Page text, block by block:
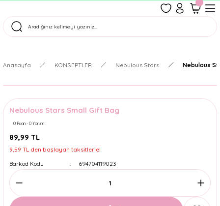
Tüm Siparişler Aynı Gün Kargoda!
Anasayfa KONSEPTLER Nebulous Stars Nebulous
Nebulous Stars Small Gift Bag
0 Puan - 0 Yorum
89,99 TL
9,59 TL den başlayan taksitlerle!
Barkod Kodu
694704119023